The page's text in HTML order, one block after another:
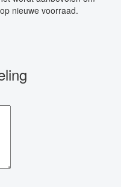
nieuwe voorraad.